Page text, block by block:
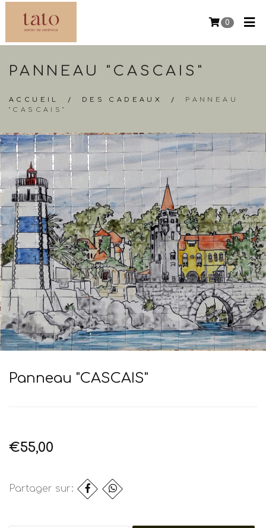
0
PANNEAU "CASCAIS"
ACCUEIL / DES CADEAUX / PANNEAU
"CASCAIS"
Panneau "CASCAIS"
€55,00
Partager sur: